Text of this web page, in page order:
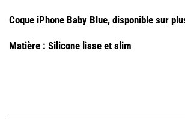
Coque iPhone Baby Blue, disponible sur
Matière : Silicone lisse et slim